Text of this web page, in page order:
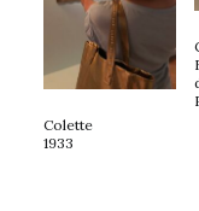
Colette
1933